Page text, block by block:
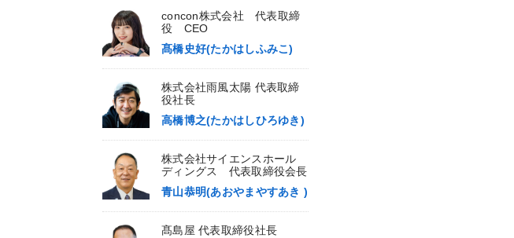
concon株式会社 代表取締
役 CEO
髙橋史好(たかはしふみこ)
株式会社雨風太陽 代表取締
役社長
高橋博之(たかはしひろゆき)
株式会社サイエンスホール
ディングス 代表取締役会長
青山恭明(あおやまやすあき )
髙島屋 代表取締役社長